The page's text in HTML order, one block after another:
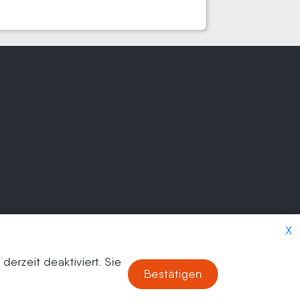
X
deaktiviert. Sie
Bestätigen